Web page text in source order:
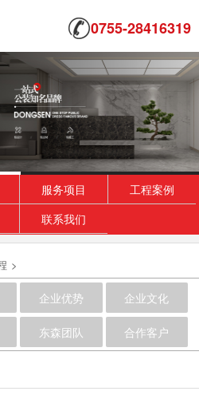
0755-28416319
服务项目
工程案例
联系我们
>
企业优势 企业文化
东森团队 合作客户
室装修_麗池米
间工作者创造大器格局的环境，玄关
墙与品牌图型互辉映，不仅相当吸
公室装修
间点缀风采的创意来源。注重时尚与
修设计